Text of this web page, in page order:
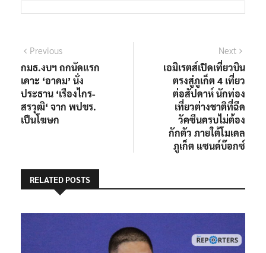
แนะแนว
เรื่อง
PreviousPrevious
post:
กมธ.งบฯ ถกนัดแรก
เคาะ ‘อาคม’ นั่ง
ประธาน ‘เรืองไกร-
สรวุฒิ‘ จาก พปชร.
เป็นโฆษก
Next
post:
เอมิเรตส์เปิดเที่ยวบิน
ตรงสู่ภูเก็ต 4 เที่ยว
ต่อสัปดาห์ นักท่อง
เที่ยวต่างชาติที่ฉีด
วัคซีนครบไม่ต้อง
กักตัว ภายใต้โมเดล
ภูเก็ต แซนด์บ๊อกซ์
RELATED POSTS